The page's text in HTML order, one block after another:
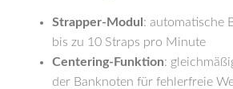
Strapper-Modul : automatische
bis zu 10 Straps pro Minute
Centering-Funktion:
der Banknoten für fehlerfreie